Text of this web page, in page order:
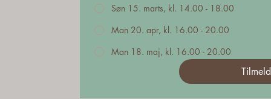
Søn 15. marts, kl. 14.00 - 18.00
Man 20. apr, kl. 16.00 - 20.00
Man 18. maj, kl. 16.00 - 20.00
Tilmeld